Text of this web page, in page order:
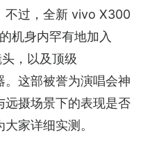
不过，全新 vivo X300
机身内罕有地加入
，以及顶级
这部被誉为演唱会神
远摄场景下的表现是否
家详细实测。